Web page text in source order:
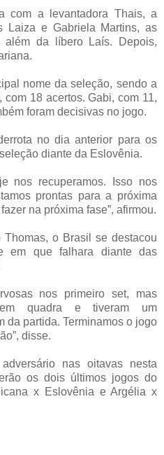
com a levantadora Thais, a
Laiza e Gabriela Martins, as
além da líbero Laís. Depois,
nome da seleção, sendo a
18 acertos. Gabi, com 11,
foram decisivas no jogo.
no dia anterior para os
diante da Eslovênia.
nos recuperamos. Isso nos
prontas para a próxima
na próxima fase”, afirmou.
o Brasil se destacou
em que falhara diante das
nos primeiro set, mas
quadra e tiveram um
da partida. Terminamos o jogo
disse.
nas oitavas nesta
os dois últimos jogos do
x Eslovênia e Argélia x